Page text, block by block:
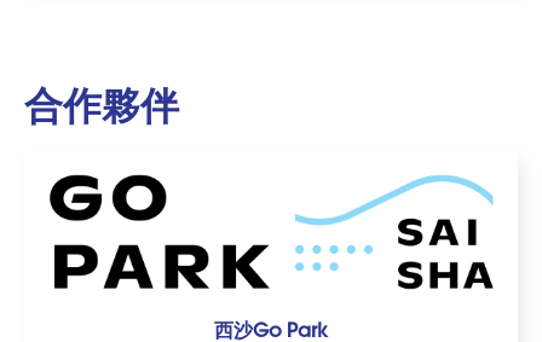
合作夥伴
西沙Go Park